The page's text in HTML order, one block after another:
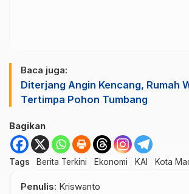
Baca juga:
Diterjang Angin Kencang, Rumah
Tertimpa Pohon Tumbang
Bagikan
Tags Berita Terkini Ekonomi KAI Kota
Penulis: Kriswanto